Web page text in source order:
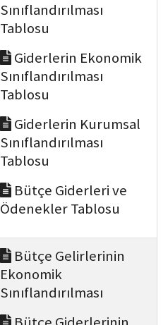
Sınıflandırılması
Tablosu
Giderlerin Ekonomik
Sınıflandırılması
Tablosu
Giderlerin Kurumsal
Sınıflandırılması
Tablosu
Bütçe Giderleri ve
Ödenekler Tablosu
Bütçe Gelirlerinin
Ekonomik
Sınıflandırılması